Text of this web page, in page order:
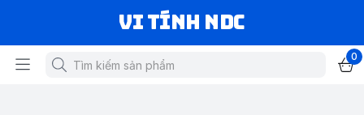
VI TÍNH NDC
0